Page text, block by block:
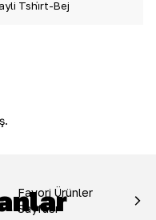
Tshi̇rt-Bej
Favori Ürünler
Sayfası